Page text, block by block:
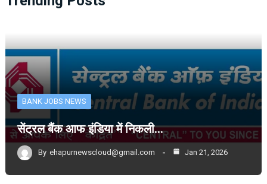
BANK JOBS NEWS
सेंट्रल बैंक आफ इंडिया में निकली…
By ehapurnewscloud@gmail.com Jan 21, 2026